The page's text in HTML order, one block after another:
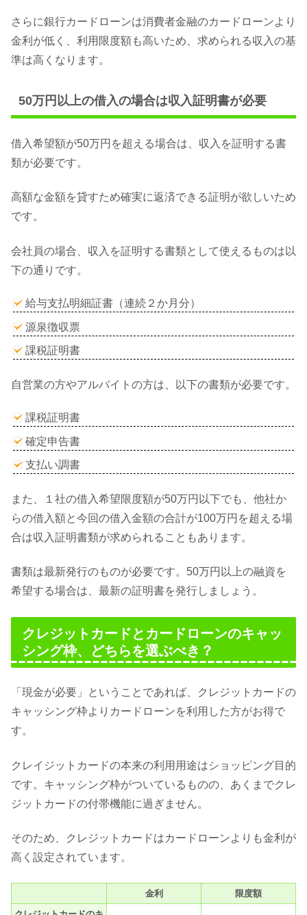
さらに銀行カードローンは消費者金融のカードローンより
金利が低く、利用限度額も高いため、求められる収入の基
準は高くなります。
50万円以上の借入の場合は収入証明書が必要
借入希望額が50万円を超える場合は、収入を証明する書
類が必要です。
高額な金額を貸すため確実に返済できる証明が欲しいため
です。
会社員の場合、収入を証明する書類として使えるものは以
下の通りです。
給与支払明細証書（連続２か月分）
源泉徴収票
課税証明書
自営業の方やアルバイトの方は、以下の書類が必要です。
課税証明書
確定申告書
支払い調書
また、１社の借入希望限度額が50万円以下でも、他社か
らの借入額と今回の借入金額の合計が100万円を超える場
合は収入証明書類が求められることもあります。
書類は最新発行のものが必要です。50万円以上の融資を
希望する場合は、最新の証明書を発行しましょう。
クレジットカードとカードローンのキャッ
シング枠、どちらを選ぶべき？
「現金が必要」ということであれば、クレジットカードの
キャッシング枠よりカードローンを利用した方がお得で
す。
クレイジットカードの本来の利用用途はショッピング目的
です。キャッシング枠がついているものの、あくまでクレ
ジットカードの付帯機能に過ぎません。
そのため、クレジットカードはカードローンよりも金利が
高く設定されています。
金利
限度額